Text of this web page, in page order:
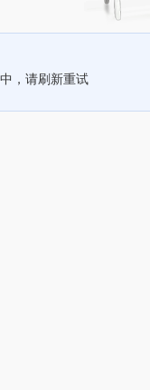
，请刷新重试